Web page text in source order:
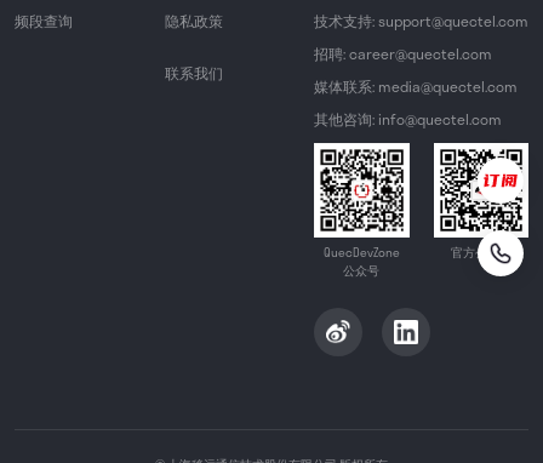
频段查询
隐私政策
联系我们
技术支持: support@quectel.com
招聘: career@quectel.com
媒体联系: media@quectel.com
其他咨询: info@quectel.com
QuecDevZone
公众号
官方公众号